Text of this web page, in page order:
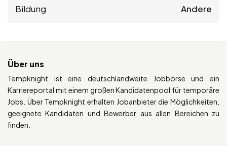
Bildung Andere
Über uns
Tempknight ist eine deutschlandweite Jobbörse und ein
Karriereportal mit einem großen Kandidatenpool für temporäre
Jobs. Über Tempknight erhalten Jobanbieter die Möglichkeiten,
geeignete Kandidaten und Bewerber aus allen Bereichen zu
finden.